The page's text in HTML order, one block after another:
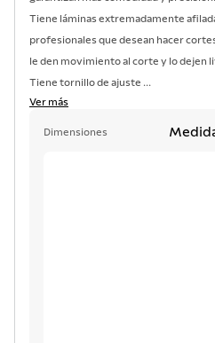
Tiene láminas extremadamente
profesionales que desean hacer
le den movimiento al corte y lo dejen
Tiene tornillo de ajuste ...
Ver más
Dimensiones